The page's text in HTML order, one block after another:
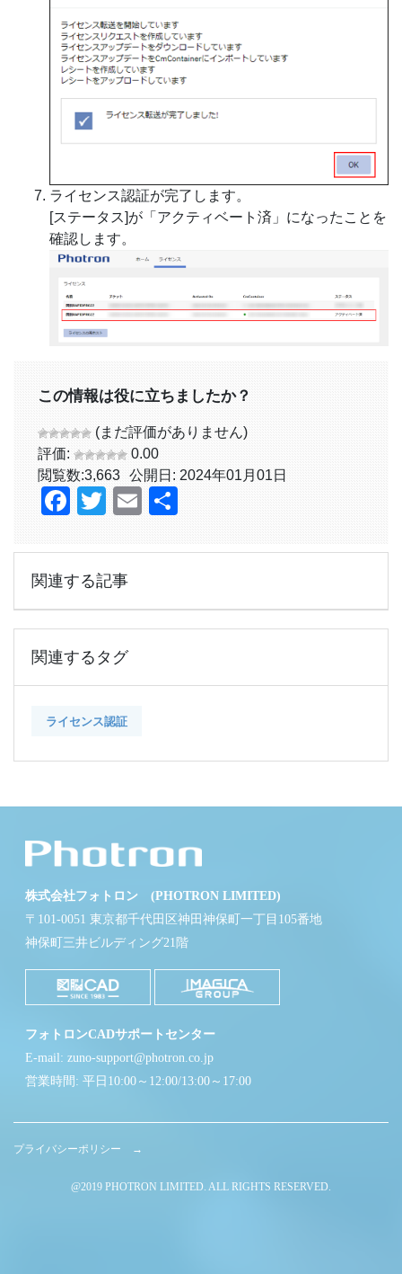
ライセンス認証が完了します。
[ステータス]が「アクティベート済」になったことを
確認します。
この情報は役に立ちましたか？
(まだ評価がありません)
評価:
0.00
閲覧数:3,663 公開日: 2024年01月01日
Facebook
TwitterEmail
関連する記事
関連するタグ
ライセンス認証
株式会社フォトロン (PHOTRON LIMITED)
〒101-0051 東京都千代田区神田神保町一丁目105番地
神保町三井ビルディング21階
フォトロンCADサポートセンター
E-mail: zuno-support@photron.co.jp
営業時間: 平日10:00～12:00/13:00～17:00
プライバシーポリシー →
@2019 PHOTRON LIMITED. ALL RIGHTS RESERVED.